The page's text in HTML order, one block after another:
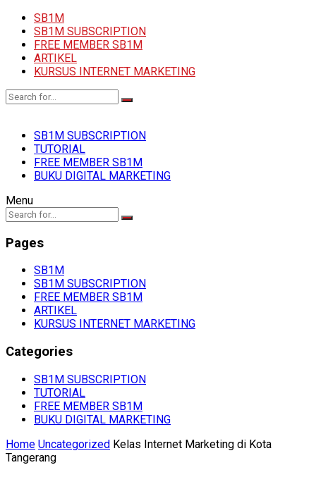
SB1M
SB1M SUBSCRIPTION
FREE MEMBER SB1M
ARTIKEL
KURSUS INTERNET MARKETING
SB1M SUBSCRIPTION
TUTORIAL
FREE MEMBER SB1M
BUKU DIGITAL MARKETING
Menu
Pages
SB1M
SB1M SUBSCRIPTION
FREE MEMBER SB1M
ARTIKEL
KURSUS INTERNET MARKETING
Categories
SB1M SUBSCRIPTION
TUTORIAL
FREE MEMBER SB1M
BUKU DIGITAL MARKETING
Home Uncategorized Kelas Internet Marketing di Kota
Tangerang